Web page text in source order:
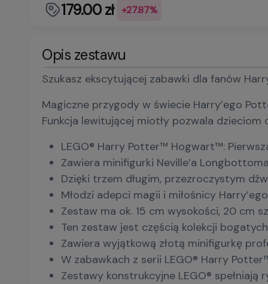
179.00 zł +27.87%
Opis zestawu
Szukasz ekscytującej zabawki dla fanów
Magiczne przygody w świecie Harry’ego
Funkcja lewitującej miotły pozwala
LEGO® Harry Potter™ Hogwart™:
Zawiera minifigurki Neville’a
Dzięki trzem długim, przezroczystym
Młodzi adepci magii i miłośnicy
Zestaw ma ok. 15 cm wysokości, 20 cm
Ten zestaw jest częścią kolekcji
Zawiera wyjątkową złotą minifigurkę
W zabawkach z serii LEGO® Harry
Zestawy konstrukcyjne LEGO®